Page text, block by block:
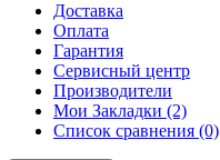
Доставка
Оплата
Гарантия
Сервисный центр
Производители
Мои Закладки (2)
Список сравнения (0)